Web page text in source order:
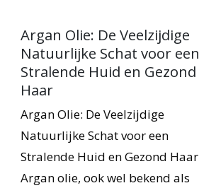
Argan Olie: De Veelzijdige
Natuurlijke Schat voor een
Stralende Huid en Gezond
Haar
Argan Olie: De Veelzijdige
Natuurlijke Schat voor een
Stralende Huid en Gezond Haar
Argan olie, ook wel bekend als